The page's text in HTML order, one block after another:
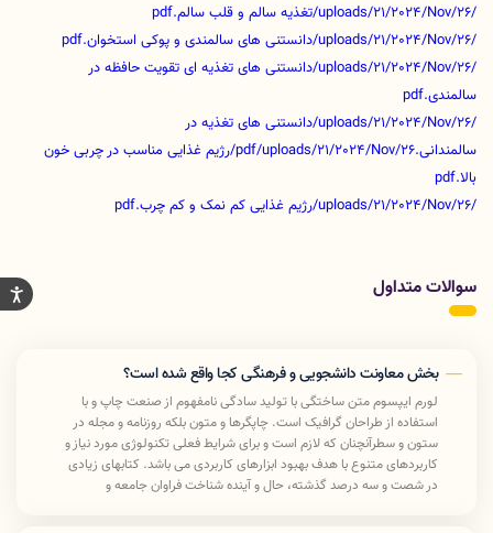
/uploads/21/2024/Nov/26/تغذیه سالم و قلب سالم.pdf
/uploads/21/2024/Nov/26/دانستنی های سالمندی و پوکی استخوان.pdf
/uploads/21/2024/Nov/26/دانستنی های تغذیه ای تقویت حافظه در
سالمندی.pdf
/uploads/21/2024/Nov/26/دانستنی های تغذیه در
سالمندانی.pdf
/uploads/21/2024/Nov/26/رژیم غذایی مناسب در چربی خون
بالا.pdf
/uploads/21/2024/Nov/26/رژیم غذایی کم نمک و کم چرب.pdf
سوالات متداول
بخش معاونت دانشجویی و فرهنگی کجا واقع شده است؟
لورم ایپسوم متن ساختگی با تولید سادگی نامفهوم از صنعت چاپ و با
استفاده از طراحان گرافیک است. چاپگرها و متون بلکه روزنامه و مجله در
ستون و سطرآنچنان که لازم است و برای شرایط فعلی تکنولوژی مورد نیاز و
کاربردهای متنوع با هدف بهبود ابزارهای کاربردی می باشد. کتابهای زیادی
در شصت و سه درصد گذشته، حال و آینده شناخت فراوان جامعه و